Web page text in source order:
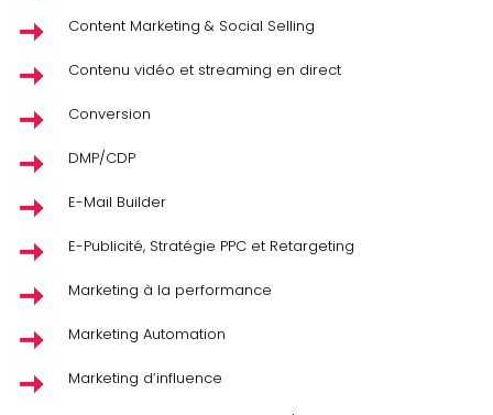
Content Marketing & Social Selling
Contenu vidéo et streaming en direct
Conversion
DMP/CDP
E-Mail Builder
E-Publicité, Stratégie PPC et Retargeting
Marketing à la performance
Marketing Automation
Marketing d’influence